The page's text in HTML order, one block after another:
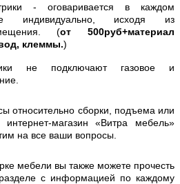
- оговаривается в каждом
индивидуально, исходя из
(от 500руб+материал
клеммы.)
не подключают газовое и
относительно сборки, подъема или
магазин «Витра мебель»
на все ваши вопросы.
мебели вы также можете прочесть
с информацией по каждому